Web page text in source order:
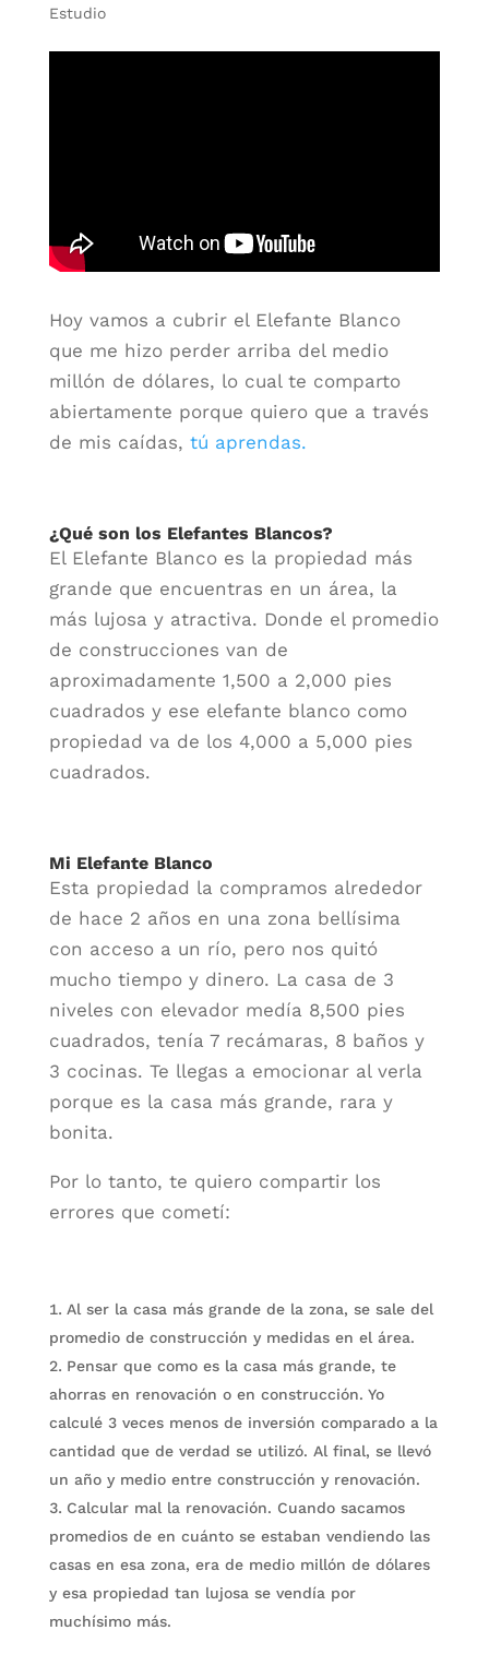
Estudio
Hoy vamos a cubrir el Elefante Blanco
que me hizo perder arriba del medio
millón de dólares, lo cual te comparto
abiertamente porque quiero que a través
de mis caídas, tú aprendas.
¿Qué son los Elefantes Blancos?
El Elefante Blanco es la propiedad más
grande que encuentras en un área, la
más lujosa y atractiva. Donde el promedio
de construcciones van de
aproximadamente 1,500 a 2,000 pies
cuadrados y ese elefante blanco como
propiedad va de los 4,000 a 5,000 pies
cuadrados.
Mi Elefante Blanco
Esta propiedad la compramos alrededor
de hace 2 años en una zona bellísima
con acceso a un río, pero nos quitó
mucho tiempo y dinero. La casa de 3
niveles con elevador medía 8,500 pies
cuadrados, tenía 7 recámaras, 8 baños y
3 cocinas. Te llegas a emocionar al verla
porque es la casa más grande, rara y
bonita.
Por lo tanto, te quiero compartir los
errores que cometí:
Al ser la casa más grande de la zona, se sale del
promedio de construcción y medidas en el área.
Pensar que como es la casa más grande, te
ahorras en renovación o en construcción. Yo
calculé 3 veces menos de inversión comparado a la
cantidad que de verdad se utilizó. Al final, se llevó
un año y medio entre construcción y renovación.
Calcular mal la renovación. Cuando sacamos
promedios de en cuánto se estaban vendiendo las
casas en esa zona, era de medio millón de dólares
y esa propiedad tan lujosa se vendía por
muchísimo más.